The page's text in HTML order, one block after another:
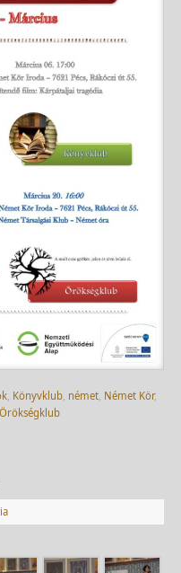
, Könyvklub, német, Német Kör,
Örökségklub